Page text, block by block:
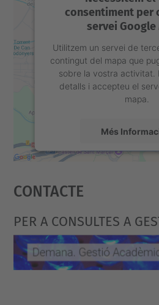
consentiment per
servei Google
Utilitzem un servei de
contingut del mapa que
sobre la vostra activitat.
detalls i accepteu el
mapa.
Més
powered by
Contacte
PER A CONSULTES A